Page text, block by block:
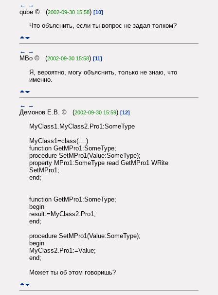
← →
qube © (2002-09-30 15:58) [10]
Что объяснить, если ты вопрос не задал толком?
← →
MBo © (2002-09-30 15:58) [11]
Я, вероятно, могу объяснить, только не знаю, что
именно.
← →
Демонов Е.В. © (2002-09-30 15:59) [12]
MyClass1.MyClass2.Pro1:SomeType
MyClass1=class(....)
function GetMPro1:SomeType;
procedure SetMPro1(Value:SomeType);
property MPro1:SomeType read GetMPro1 WRite
SetMPro1;
end;
function GetMPro1:SomeType;
begin
result:=MyClass2.Pro1;
end;
procedure SetMPro1(Value:SomeType);
begin
MyClass2.Pro1:=Value;
end;
Может ты об этом говоришь?